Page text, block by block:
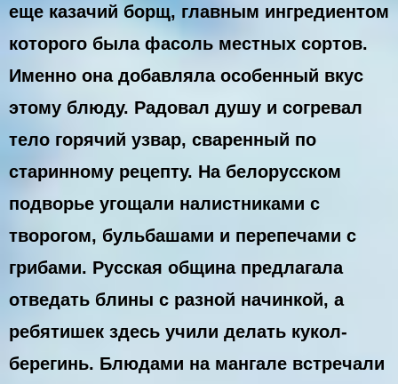
еще казачий борщ, главным ингредиентом
которого была фасоль местных сортов.
Именно она добавляла особенный вкус
этому блюду. Радовал душу и согревал
тело горячий узвар, сваренный по
старинному рецепту. На белорусском
подворье угощали налистниками с
творогом, бульбашами и перепечами с
грибами. Русская община предлагала
отведать блины с разной начинкой, а
ребятишек здесь учили делать кукол-
берегинь. Блюдами на мангале встречали